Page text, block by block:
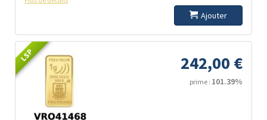
Ajouter
LSP 242,00 €
prime : 101.39%